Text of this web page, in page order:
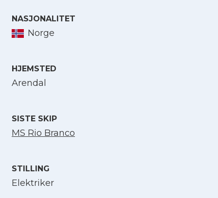
NASJONALITET
Norge
HJEMSTED
Arendal
SISTE SKIP
MS Rio Branco
STILLING
Elektriker
Velg språk
Norsk bokmål